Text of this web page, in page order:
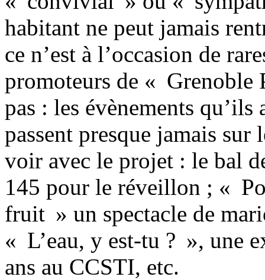
habitant ne peut jamais
ce n’est à l’occasion de
promoteurs de « Grenoble
pas : les évènements
passent presque jamais
voir avec le projet : le bal
145 pour le réveillon ; «
fruit » un spectacle de
« L’eau, y est-tu ? », une
ans au CCSTI, etc.